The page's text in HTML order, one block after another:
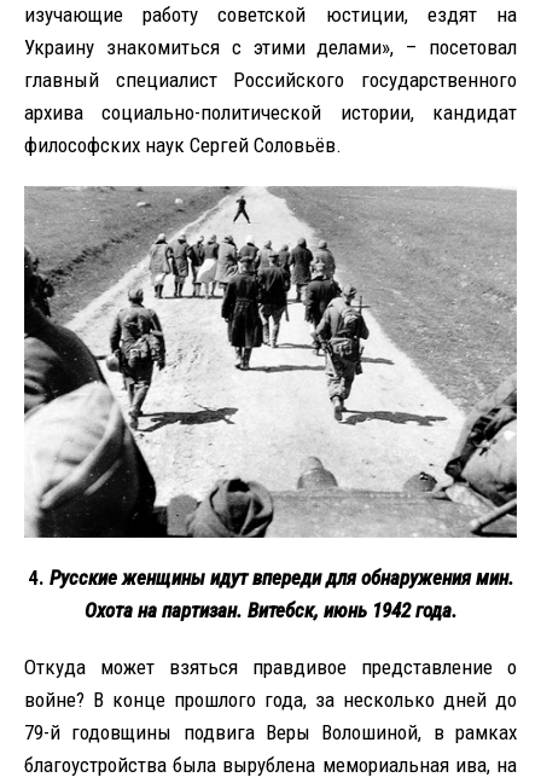
изучающие работу советской юстиции, ездят на
Украину знакомиться с этими делами», – посетовал
главный специалист Российского государственного
архива социально-политической истории, кандидат
философских наук Сергей Соловьёв.
4. Русские женщины идут впереди для обнаружения мин.
Охота на партизан. Витебск, июнь 1942 года.
Откуда может взяться правдивое представление о
войне? В конце прошлого года, за несколько дней до
79-й годовщины подвига Веры Волошиной, в рамках
благоустройства была вырублена мемориальная ива, на